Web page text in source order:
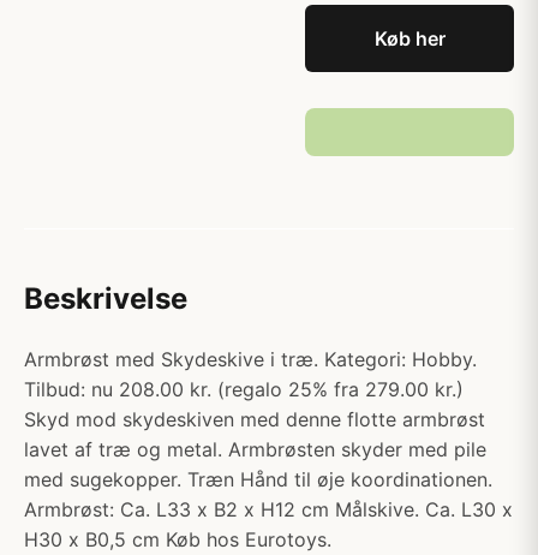
Køb her
Beskrivelse
Armbrøst med Skydeskive i træ. Kategori: Hobby.
Tilbud: nu 208.00 kr. (regalo 25% fra 279.00 kr.)
Skyd mod skydeskiven med denne flotte armbrøst
lavet af træ og metal. Armbrøsten skyder med pile
med sugekopper. Træn Hånd til øje koordinationen.
Armbrøst: Ca. L33 x B2 x H12 cm Målskive. Ca. L30 x
H30 x B0,5 cm Køb hos Eurotoys.